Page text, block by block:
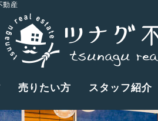
動産
売りたい方 スタッフ紹介